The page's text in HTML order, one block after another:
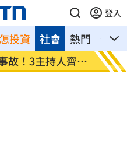
登入
投資 熱門 影音
社會
秒出國選校長！高為元道